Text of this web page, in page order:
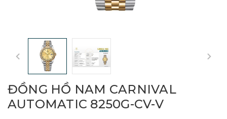
ĐỒNG HỒ NAM CARNIVAL
AUTOMATIC 8250G-CV-V